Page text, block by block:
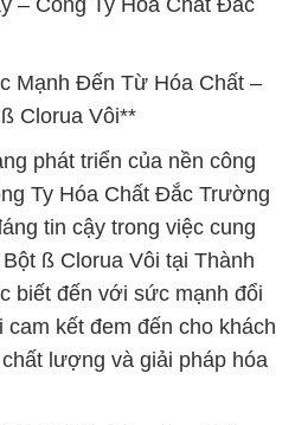
– Công Ty Hóa Chất Đắc
Mạnh Đến Từ Hóa Chất –
Clorua Vôi**
phát triển của nền công
Ty Hóa Chất Đắc Trường
tin cậy trong việc cung
ß Clorua Vôi tại Thành
biết đến với sức mạnh đổi
kết đem đến cho khách
lượng và giải pháp hóa